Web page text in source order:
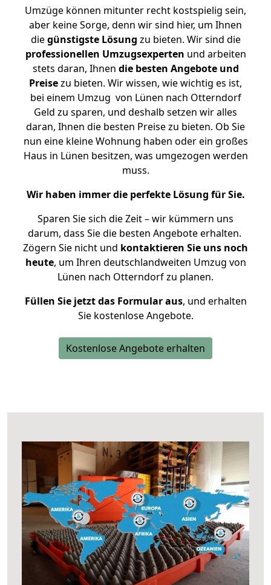
Umzüge können mitunter recht kostspielig sein,
aber keine Sorge, denn wir sind hier, um Ihnen
diegünstigste Lösung zu bieten. Wir sind die
professionellen Umzugsexperten und arbeiten
stets daran, Ihnen die besten Angebote und
Preisezu bieten. Wir wissen, wie wichtig es ist,
bei einem Umzug von Lünen nach Otterndorf
Geld zu sparen, und deshalb setzen wir alles
daran, Ihnen die besten Preise zu bieten. Ob Sie
nun eine kleine Wohnung haben oder ein großes
Haus in Lünen besitzen, was umgezogen werden
muss.
Wir haben immer die perfekte Lösung für Sie.
Sparen Sie sich die Zeit – wir kümmern uns
darum, dass Sie die besten Angebote erhalten.
Zögern Sie nicht und kontaktieren Sie uns noch
heute, um Ihren deutschlandweiten Umzug von
Lünen nach Otterndorf zu planen.
Füllen Sie jetzt das Formular aus, und erhalten
Sie kostenlose Angebote.
Kostenlose Angebote erhalten